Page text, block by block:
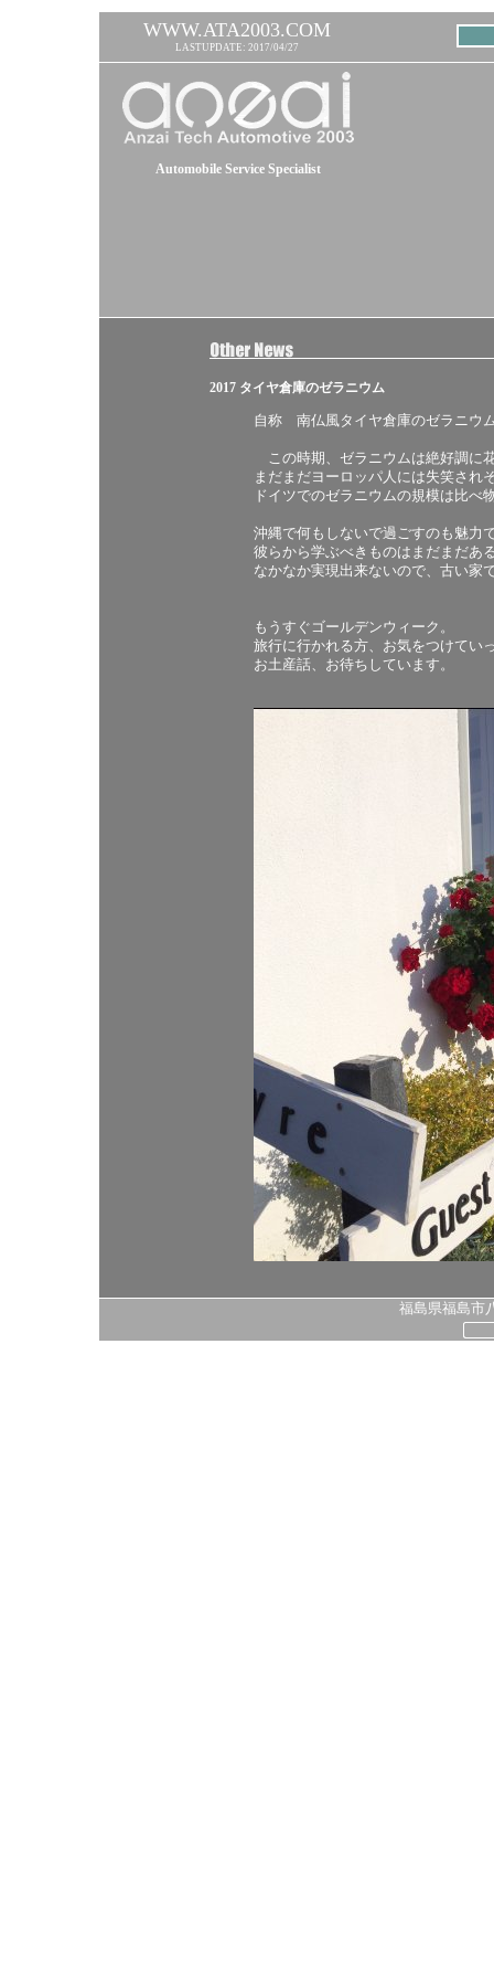
WWW.ATA2003.COM
LASTUPDATE: 2017/04/27
Automobile Service Specialist
2017 タイヤ倉庫のゼラニウム
自称 南仏風タイヤ倉庫のゼラニウ
この時期、ゼラニウムは絶好調に
まだまだヨーロッパ人には失笑され
ドイツでのゼラニウムの規模は比べ
沖縄で何もしないで過ごすのも魅力
彼らから学ぶべきものはまだまだあ
なかなか実現出来ないので、古い家
もうすぐゴールデンウィーク。
旅行に行かれる方、お気をつけてい
お土産話、お待ちしています。
福島県福島市